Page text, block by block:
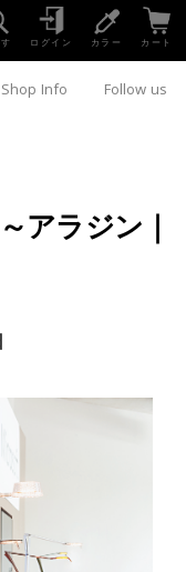
ログイン カラー カート
Shop Info Follow us
アラジン｜